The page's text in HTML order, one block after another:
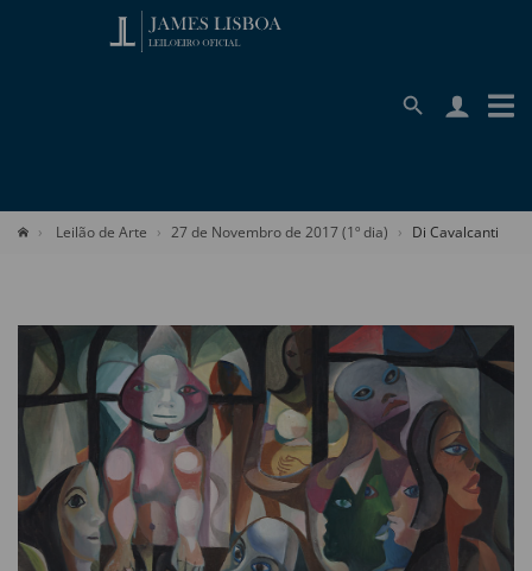
Leilão de Arte 27 de Novembro de 2017 (1º dia) Di Cavalcanti